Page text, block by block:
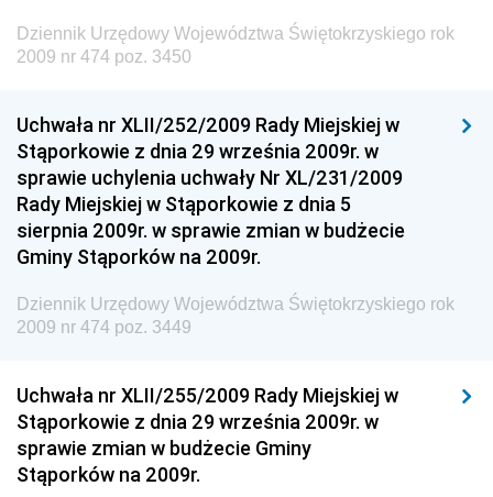
Dziennik Urzędowy Ministra Klimatu
Dziennik Urzędowy Ministra Funduszy i Polityki
Regionalnej
Dziennik Urzędowy Ministra Aktywów Państwowych
Dziennik Urzędowy Ministra Zdrowia
Dziennik Urzędowy Ministra Środowiska i Głównego
Dziennik Urzędowy Ministra Klimatu i Środowiska
Narodowego i Sportu
Dziennik Urzędowy Ministra Finansów, Funduszy i
Polityki Regionalnej
Dziennik Urzędowy Ministra Rozwoju, Pracy i
Dziennik Urzędowy Województwa Świętokrzyskiego rok
2009 nr 474 poz. 3450
Uchwała nr XLII/252/2009 Rady Miejskiej w
Stąporkowie z dnia 29 września 2009r. w
sprawie uchylenia uchwały Nr XL/231/2009
Rady Miejskiej w Stąporkowie z dnia 5
sierpnia 2009r. w sprawie zmian w budżecie
Gminy Stąporków na 2009r.
Dziennik Urzędowy Województwa Świętokrzyskiego rok
2009 nr 474 poz. 3449
Uchwała nr XLII/255/2009 Rady Miejskiej w
Stąporkowie z dnia 29 września 2009r. w
sprawie zmian w budżecie Gminy
Stąporków na 2009r.